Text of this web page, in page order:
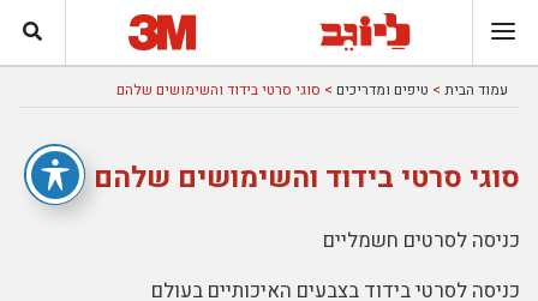
עמוד הבית > טיפים ומדריכים > סוגי סרטי בידוד והשימושים שלהם
סוגי סרטי בידוד והשימושים שלהם
כניסה לסרטים חשמליים
כניסה לסרטי בידוד בצבעים האיכותיים בעולם